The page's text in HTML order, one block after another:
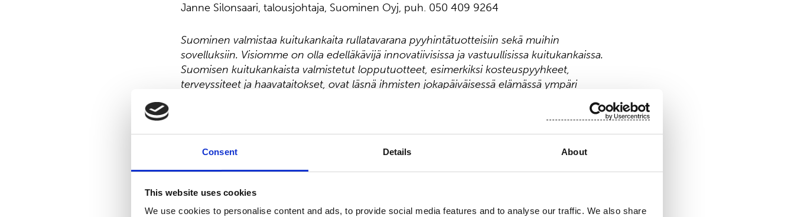
Consent Details About
This website uses cookies
We use cookies to personalise content and ads, to provide social media features and to analyse our traffic. We also share
Janne Silonsaari, talousjohtaja, Suominen Oyj, puh. 050 409 9264
Suominen valmistaa kuitukankaita rullatavarana pyyhintätuotteisiin sekä muihin
sovelluksiin. Visiomme on olla edelläkävijä innovatiivisissa ja vastuullisissa kuitukankaissa.
Suomisen kuitukankaista valmistetut lopputuotteet, esimerkiksi kosteuspyyhkeet,
terveyssiteet ja haavataitokset, ovat läsnä ihmisten jokapäiväisessä elämässä ympäri
maailmaa. Suomisen liikevaihto vuonna 2024 oli 462,3 milj. euroa ja työllistämme yli 700
ammattilaista Euroopassa sekä Pohjois- ja Etelä-Amerikassa. Suomisen osake noteerataan
Nasdaq Helsinki
Keskeiset tiedotusvälineet
www.suominen.fi